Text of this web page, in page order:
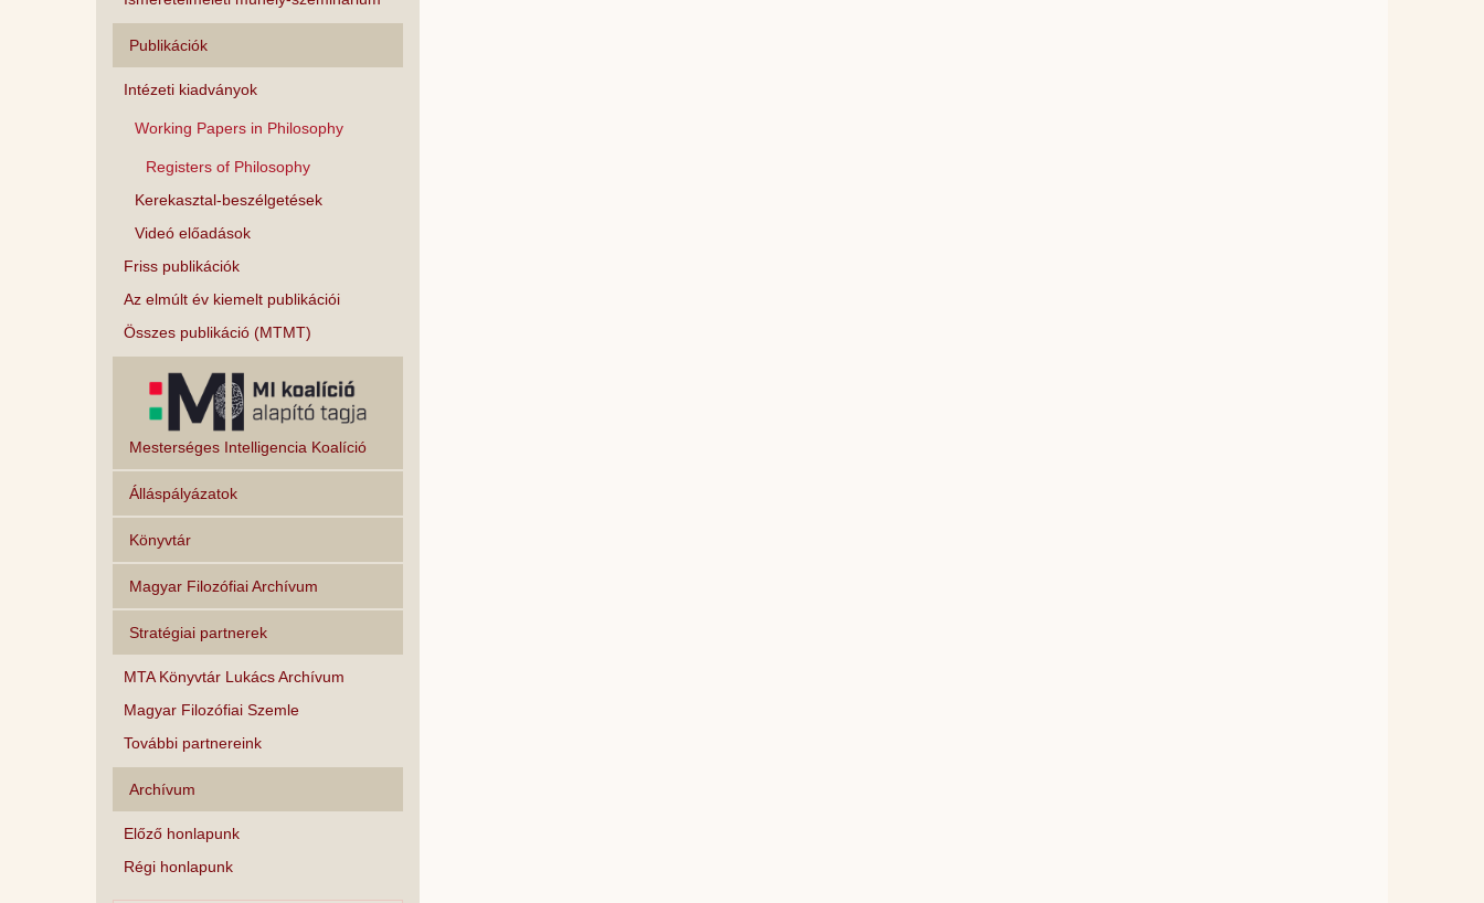
Publikációk
Intézeti kiadványok
Working Papers in Philosophy
Registers of Philosophy
Kerekasztal-beszélgetések
Videó előadások
Friss publikációk
Az elmúlt év kiemelt publikációi
Összes publikáció (MTMT)
Mesterséges Intelligencia Koalíció
Álláspályázatok
Könyvtár
Magyar Filozófiai Archívum
Stratégiai partnerek
MTA Könyvtár Lukács Archívum
Magyar Filozófiai Szemle
További partnereink
Archívum
Előző honlapunk
Régi honlapunk